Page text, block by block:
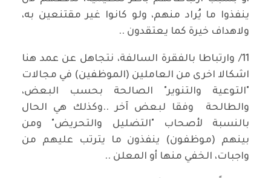
ينفذوا ما يُراد منهم، ولو كانوا غير مقتنعين به،
ولاهداف خيرة كما يعتقدون ..
11/ وارتباطا بالفقرة السالفة، نتجاهل عن عمد هنا
اشكالا اخرى من العاملين (الموظفين) في مجالات
"التوعية والتنوير" الصالحة بحسب البعض،
والطالحة وفقا لبعض آخر ..وكذلك هي الحال
بالنسبة لأصحاب "التضليل والتحريض" ومن
بينهم (موظفون) ينفذون ما يترتب عليهم من
واجبات، الخفي منها أو المعلن ..